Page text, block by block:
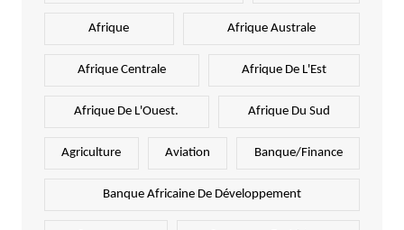
Afrique Afrique Australe
Afrique Centrale Afrique De L'Est
Afrique De L'Ouest. Afrique Du Sud
Agriculture Aviation Banque/Finance
Banque Africaine De Développement